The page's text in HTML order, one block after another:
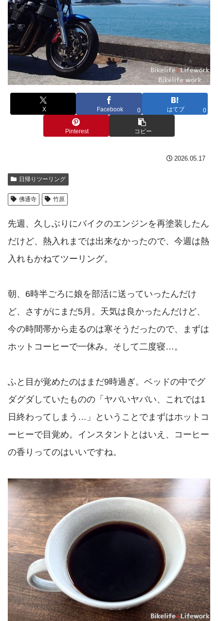
X Facebook 0 はてブ 0
Pinterest コピー
2026.05.17
日帰りツーリング
佛通寺 竹原
先週、久しぶりにバイクのエンジンを再塗装したん
だけど、熱入れまでは出来なかったので、今週は熱
入れもかねてツーリング。
朝、6時半ごろに娘を部活に送っていったんだけ
ど、さすがにまだ5月。天気は良かったんだけど、
今の時間帯から走るのは寒そうだったので、まずは
ホットコーヒーで一休み。そして二度寝…。
ふと目が覚めたのはまだ9時過ぎ。ベッドの中でグ
ダグダしていたものの「ヤバいヤバい、これでは1
日終わってしまう…」ということでまずはホットコ
ーヒーで目覚め。インスタントとはいえ、コーヒー
の香りってのはいいですね。